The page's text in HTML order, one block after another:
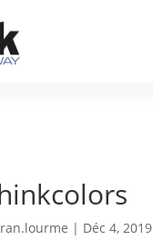
| Déc 4, 2019